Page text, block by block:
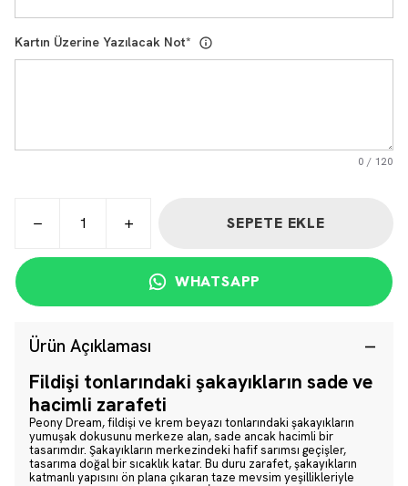
Kartın Üzerine Yazılacak Not*
0 / 120
SEPETE EKLE
WHATSAPP
Ürün Açıklaması
Fildişi tonlarındaki şakayıkların sade ve
hacimli zarafeti
Peony Dream, fildişi ve krem beyazı tonlarındaki şakayıkların
yumuşak dokusunu merkeze alan, sade ancak hacimli bir
tasarımdır. Şakayıkların merkezindeki hafif sarımsı geçişler,
tasarıma doğal bir sıcaklık katar. Bu duru zarafet, şakayıkların
katmanlı yapısını ön plana çıkaran taze mevsim yeşillikleriyle